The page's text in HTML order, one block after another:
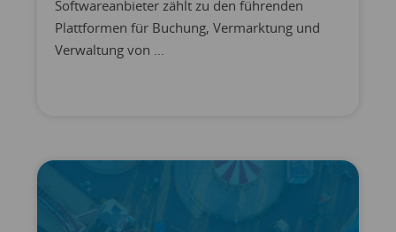
Softwareanbieter zählt zu den führenden
Plattformen für Buchung, Vermarktung und
Verwaltung von ...